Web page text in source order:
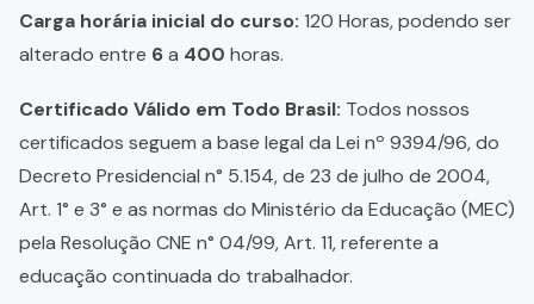
Carga horária inicial do curso: 120 Horas, podendo ser
alterado entre 6a 400 horas.
Certificado Válido em Todo Brasil: Todos nossos
certificados seguem a base legal da Lei nº 9394/96, do
Decreto Presidencial n° 5.154, de 23 de julho de 2004,
Art. 1° e 3° e as normas do Ministério da Educação (MEC)
pela Resolução CNE n° 04/99, Art. 11, referente a
educação continuada do trabalhador.